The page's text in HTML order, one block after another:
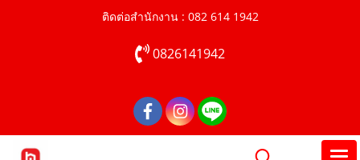
ติดต่อสำนักงาน : 082 614 1942
0826141942